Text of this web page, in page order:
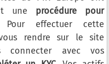
une procédure pour
effectuer cette
rendre sur le site
avec vos